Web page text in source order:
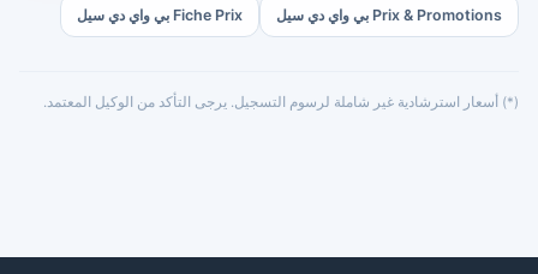
Prix & Promotions بي واي دي سيل Fiche Prix بي واي دي سيل
(*) أسعار استرشادية غير شاملة لرسوم التسجيل. يرجى التأكد من الوكيل المعتمد.